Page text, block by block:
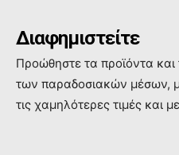
Διαφημιστείτε
Προώθηστε τα προϊόντα και
των παραδοσιακών μέσων,
τις χαμηλότερες τιμές και